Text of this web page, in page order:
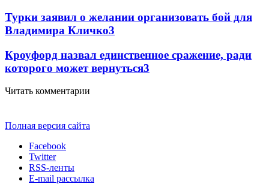
Турки заявил о желании организовать бой для
Владимира Кличко3
Кроуфорд назвал единственное сражение, ради
которого может вернуться3
Читать комментарии
Полная версия сайта
Facebook
Twitter
RSS-ленты
E-mail рассылка